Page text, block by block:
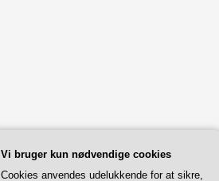
Vi bruger kun nødvendige cookies
Cookies anvendes udelukkende for at sikre,